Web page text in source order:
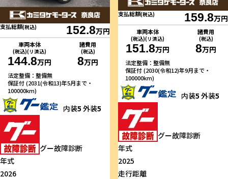
支払総額(税込) 152.8万円
車両本体
(税込)(リ済込)
144.8万円
諸費用
(税込)
8万円
法定整備：整備無
保証付 (2031(令和13)年5月まで・
100000km)
内装5 外装5
グー故障診断
年式
2026
支払総額(税込) 159.8万円
車両本体
(税込)(リ済込)
151.8万円
諸費用
(税込)
8万円
法定整備：整備無
保証付 (2030(令和12)年9月まで・
100000km)
内装5 外装5
グー故障診断
年式
2025
走行距離